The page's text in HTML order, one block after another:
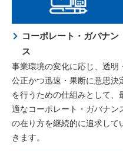
コーポレート・ガバナン
ス
事業環境の変化に応じ、透明
公正かつ迅速・果断に意思決
を行うための仕組みとして、
適なコーポレート・ガバナン
の在り方を継続的に追求して
きます。